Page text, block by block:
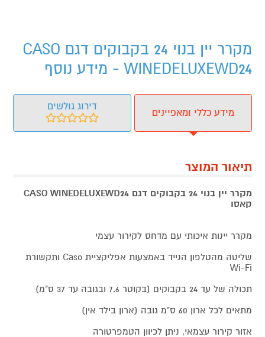
מקרר יין בנוי 24 בקבוקים דגם CASO
WINEDELUXEWD24 - מידע נוסף
מידע כללי ומאפיינים
דירוג גולשים
תיאור המוצר
מקרר יין בנוי 24 בקבוקים דגם CASO WINEDELUXEWD24
קאסו
מקרר יינות איכותי עם מדחס לקירור עצמי
שליטה מהטלפון הנייד באמצעות אפליקציית Caso ותקשורת
Wi-Fi
תכולה של עד 24 בקבוקים (בקוטר 7.6 ובגובה עד 37 ס"מ)
מתאים לכל ארון 60 ס"מ גובה (ארון בילד אין)
אזור קירור עצמאי, ניתן לכיוון הטמפרטורה